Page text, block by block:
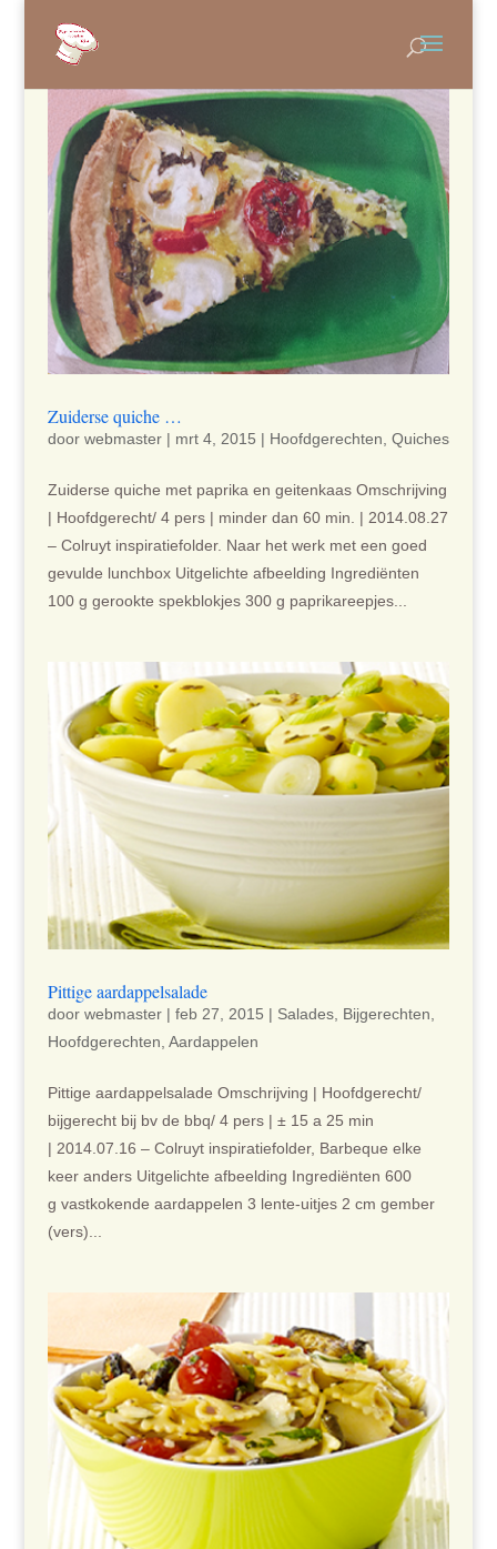
Zuiderse quiche …
door webmaster| mrt 4, 2015 | Hoofdgerechten Quiches
Zuiderse quiche met paprika en geitenkaas Omschrijving
| Hoofdgerecht/ 4 pers | minder dan 60 min. | 2014.08.27
– Colruyt inspiratiefolder. Naar het werk met een goed
gevulde lunchbox Uitgelichte afbeelding Ingrediënten
100 g gerookte spekblokjes 300 g paprikareepjes...
Pittige aardappelsalade
door webmaster| feb 27, 2015 | Salades, Bijgerechten,
Hoofdgerechten, Aardappelen
Pittige aardappelsalade Omschrijving | Hoofdgerecht/
bijgerecht bij bv de bbq/ 4 pers | ± 15 a 25 min
| 2014.07.16 – Colruyt inspiratiefolder, Barbeque elke
keer anders Uitgelichte afbeelding Ingrediënten 600
g vastkokende aardappelen 3 lente-uitjes 2 cm gember
(vers)...